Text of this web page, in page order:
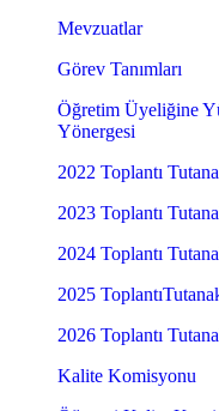
Mevzuatlar
Görev Tanımları
Öğretim Üyeliğine
Yönergesi
2022 Toplantı
2023 Toplantı
2024 Toplantı
2025
2026 Toplantı
Kalite Komisyonu